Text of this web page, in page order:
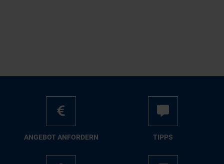
AN­GE­BOT AN­FOR­DERN TIPPS